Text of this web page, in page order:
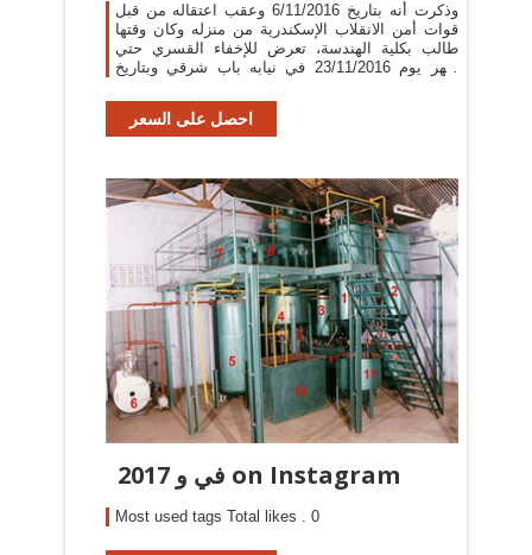
وذكرت أنه بتاريخ 6/11/2016 وعقب اعتقاله من قبل
قوات أمن الانقلاب الإسكندرية من منزله وكان وقتها
طالب بكلية الهندسة، تعرض للإخفاء القسري حتي
ظهر يوم 23/11/2016 في نيابه باب شرقي وبتاريخ
احصل على السعر
في و 2017 on Instagram
Most used tags Total likes . 0